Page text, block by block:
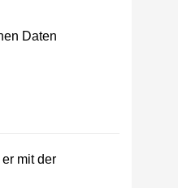
Daten
mit der